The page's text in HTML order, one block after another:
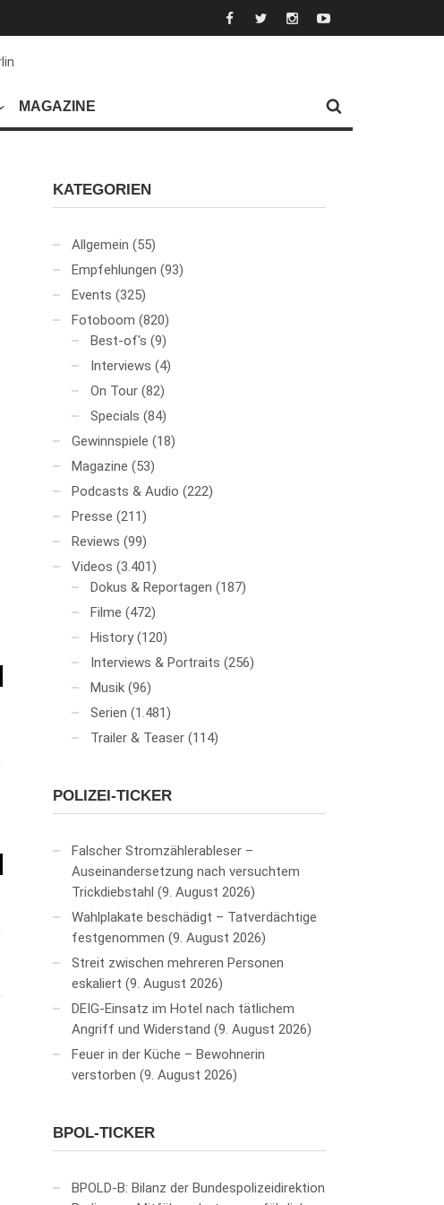
MAGAZINE
KATEGORIEN
Allgemein (55)
Empfehlungen (93)
Events (325)
Fotoboom (820)
Best-of's (9)
Interviews (4)
On Tour (82)
Specials (84)
Gewinnspiele (18)
Magazine (53)
Podcasts & Audio (222)
Presse (211)
Reviews (99)
Videos (3.401)
Dokus & Reportagen (187)
Filme (472)
History (120)
Interviews & Portraits (256)
Musik (96)
Serien (1.481)
Trailer & Teaser (114)
POLIZEI-TICKER
Falscher Stromzählerableser –
Auseinandersetzung nach versuchtem
Trickdiebstahl 9. August 2026
Wahlplakate beschädigt – Tatverdächtige
festgenommen 9. August 2026
Streit zwischen mehreren Personen
eskaliert 9. August 2026
DEIG-Einsatz im Hotel nach tätlichem
Angriff und Widerstand 9. August 2026
Feuer in der Küche – Bewohnerin
verstorben 9. August 2026
BPOL-TICKER
BPOLD-B: Bilanz der Bundespolizeidirektion